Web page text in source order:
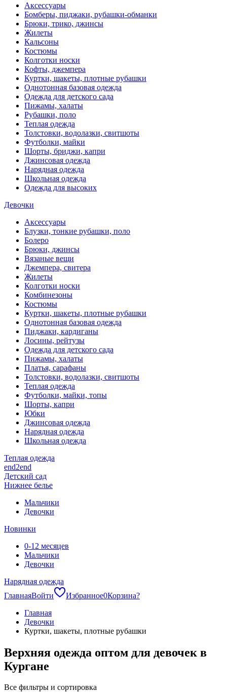
Аксессуары
Бомберы, пиджаки, рубашки-обманки
Брюки, трико, джинсы
Жилеты
Кальсоны
Костюмы
Колготки носки
Кофты, джемпера
Куртки, шакеты, плотные рубашки
Однотонная базовая одежда
Одежда для детского сада
Пижамы, халаты
Рубашки, поло
Теплая одежда
Толстовки, водолазки, свитшоты
Футболки, майки
Шорты, бриджи, капри
Джинсовая одежда
Нарядная одежда
Школьная одежда
Одежда для высоких
Девочки
Аксессуары
Блузки, тонкие рубашки, поло
Болеро
Брюки, джинсы
Вязаные вещи
Джемпера, свитера
Жилеты
Колготки носки
Комбинезоны
Костюмы
Куртки, шакеты, плотные рубашки
Однотонная базовая одежда
Пиджаки, кардиганы
Лосины, рейтузы
Одежда для детского сада
Пижамы, халаты
Платья, сарафаны
Толстовки, водолазки, свитшоты
Теплая одежда
Футболки, майки, топы
Шорты, капри
Юбки
Джинсовая одежда
Нарядная одежда
Школьная одежда
Теплая одежда
end2end
Детский сад
Нижнее белье
Мальчики
Девочки
Новинки
0-12 месяцев
Мальчики
Девочки
Нарядная одежда
ГлавнаяВойти Избранное0Корзина?
Главная
Девочки
Куртки, шакеты, плотные рубашки
Верхняя одежда оптом для девочек в
Кургане
Все фильтры и сортировка